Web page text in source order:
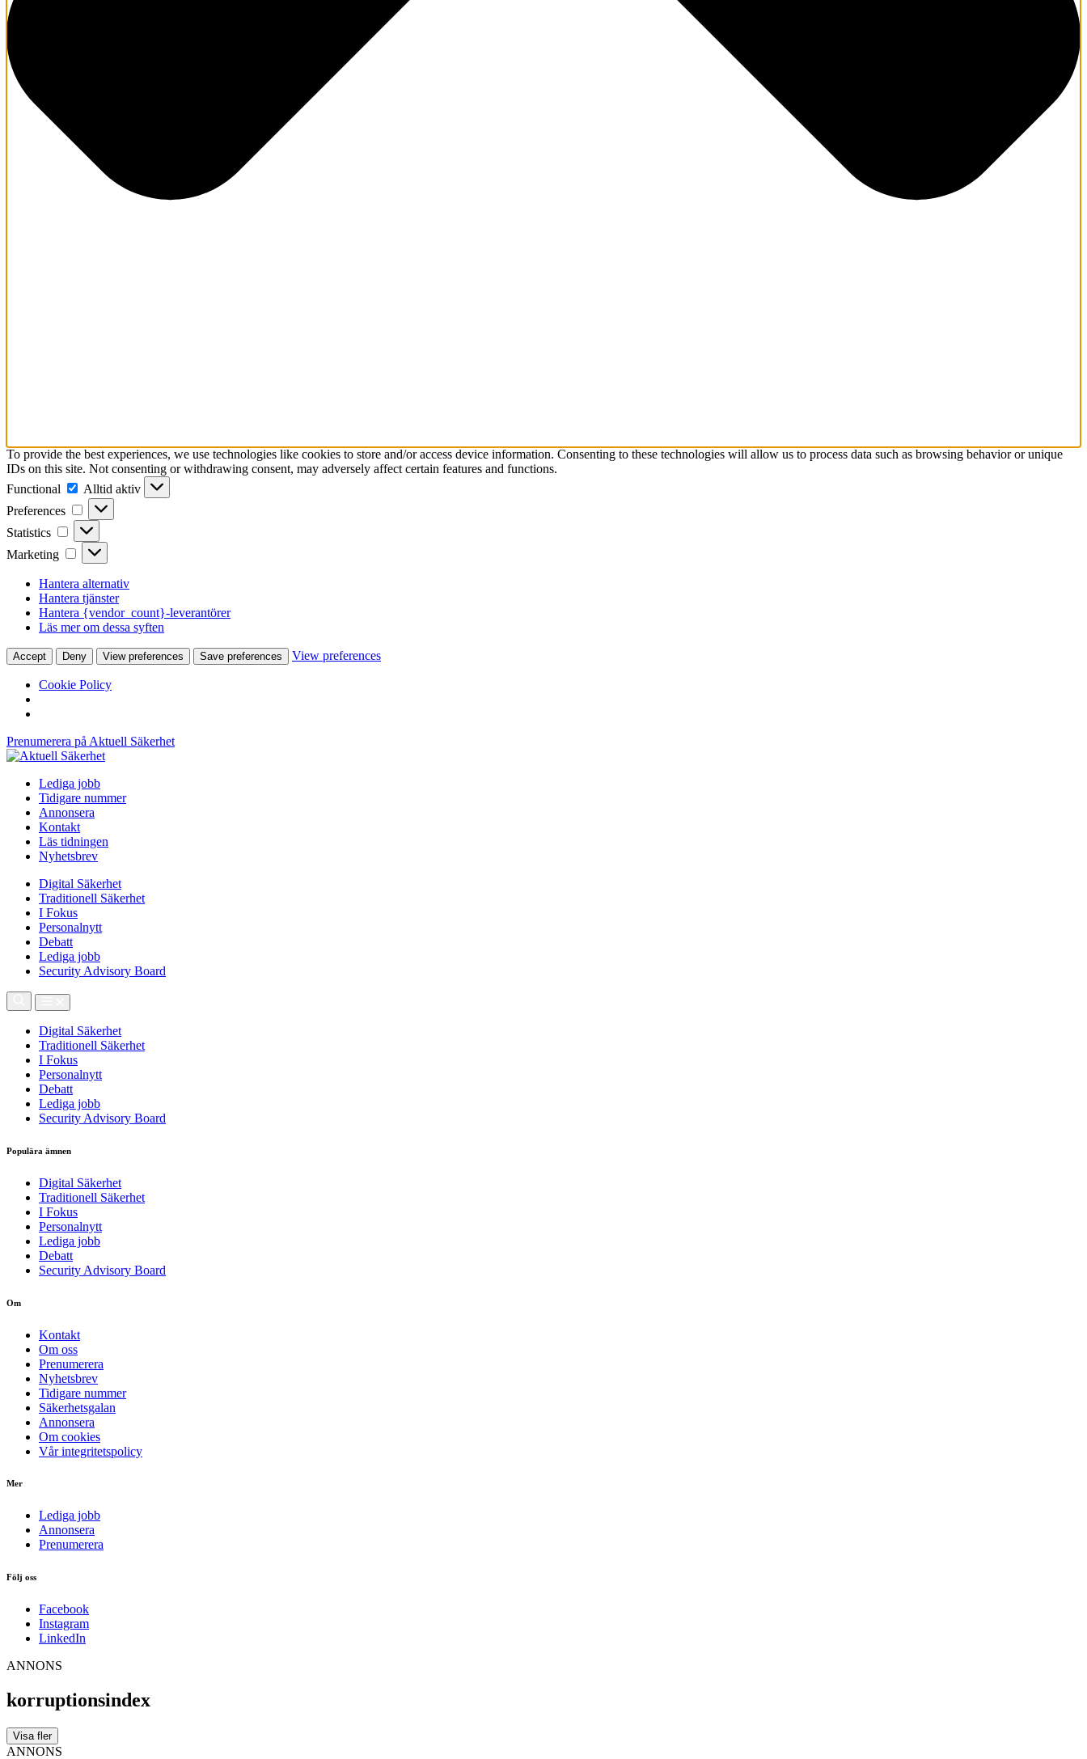
To provide the best experiences, we use technologies like cookies to store and/or access device information. Consenting to these technologies will allow us to process data such as browsing behavior or unique
IDs on this site. Not consenting or withdrawing consent, may adversely affect certain features and functions.
Functional
Functional
Alltid aktiv
Preferences
Preferences
Statistics Statistics
Marketing Marketing
Hantera alternativ
Hantera tjänster
Hantera {vendor_count}-leverantörer
Läs mer om dessa syften
Accept Deny View preferences Save preferences View preferences
Cookie Policy
Prenumerera på Aktuell Säkerhet
Lediga jobb
Tidigare nummer
Annonsera
Kontakt
Läs tidningen
Nyhetsbrev
Digital Säkerhet
Traditionell Säkerhet
I Fokus
Personalnytt
Debatt
Lediga jobb
Security Advisory Board
Digital Säkerhet
Traditionell Säkerhet
I Fokus
Personalnytt
Debatt
Lediga jobb
Security Advisory Board
Populära ämnen
Digital Säkerhet
Traditionell Säkerhet
I Fokus
Personalnytt
Lediga jobb
Debatt
Security Advisory Board
Om
Kontakt
Om oss
Prenumerera
Nyhetsbrev
Tidigare nummer
Säkerhetsgalan
Annonsera
Om cookies
Vår integritetspolicy
Mer
Lediga jobb
Annonsera
Prenumerera
Följ oss
Facebook
Instagram
LinkedIn
ANNONS
korruptionsindex
Visa fler
ANNONS